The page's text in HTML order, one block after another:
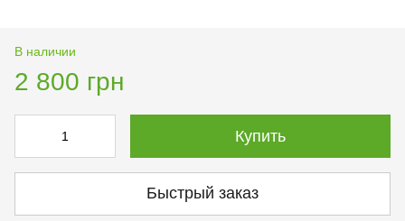
В наличии
2 800 грн
Купить
Быстрый заказ